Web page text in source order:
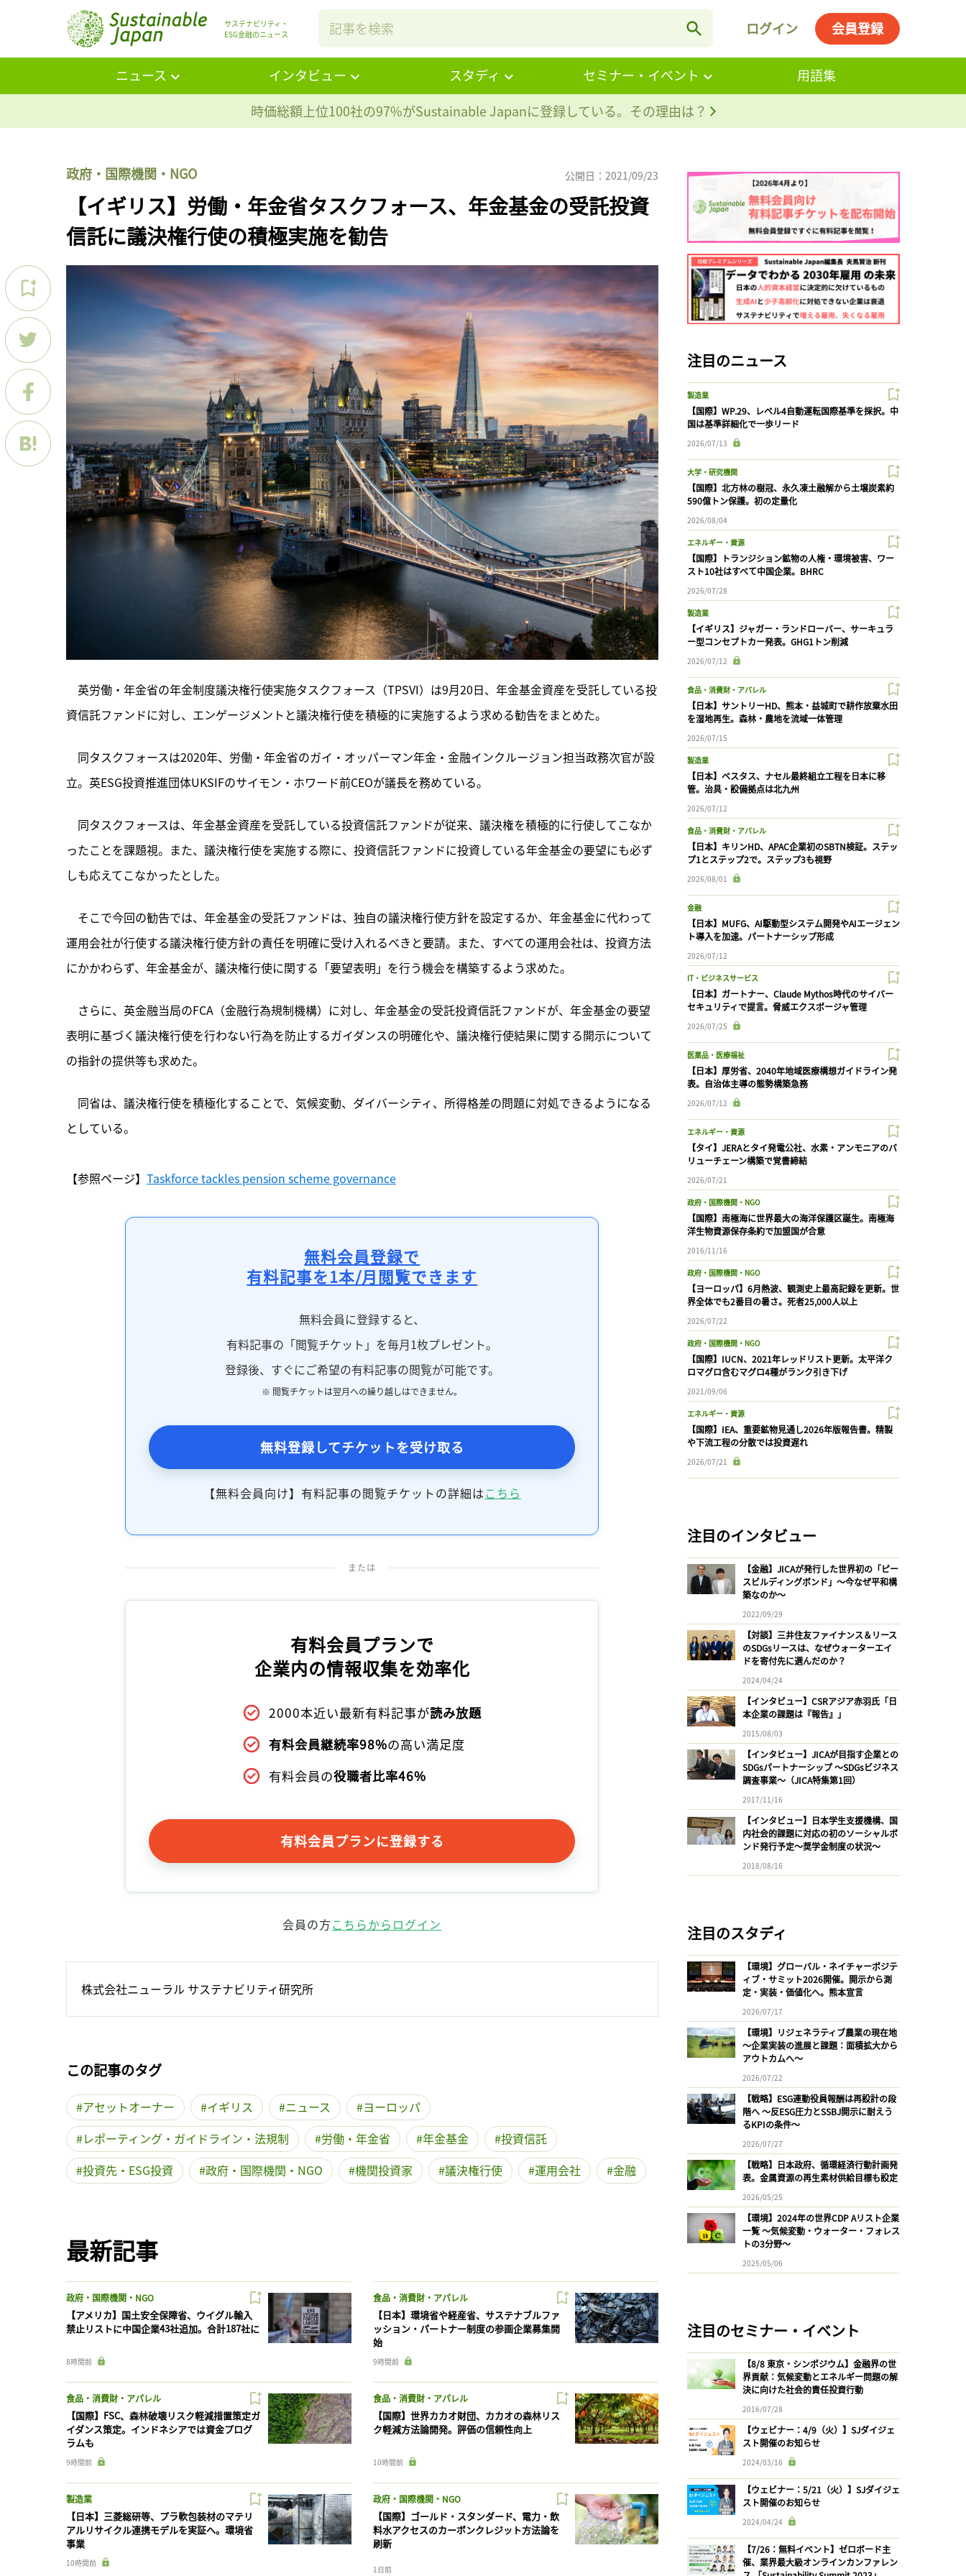
サステナビリティ・
ESG金融のニュース
ログイン 会員登録
ニュース インタビュー スタディ セミナー・イベント
用語集
時価総額上位100社の97%がSustainable Japanに登録している。その理由は？
政府・国際機関・NGO 公開日：2021/09/23
【イギリス】労働・年金省タスクフォース、年金基金の受託投資
信託に議決権行使の積極実施を勧告
英労働・年金省の年金制度議決権行使実施タスクフォース（TPSVI）は9月20日、年金基金資産を受託している投
資信託ファンドに対し、エンゲージメントと議決権行使を積極的に実施するよう求める勧告をまとめた。
同タスクフォースは2020年、 労働・年金省のガイ・オッパーマン年金・金融インクルージョン担当政務次官が設
立。英ESG投資推進団体UKSIFのサイモン・ホワード前CEOが議長を務めている。
同タスクフォースは、年金基金資産を受託している投資信託ファンドが従来、議決権を積極的に行使してこなか
ったことを課題視。また、議決権行使を実施する際に、投資信託ファンドに投資している年金基金の要望にも必ず
しも応えてこなかったとした。
そこで今回の勧告では、年金基金の受託ファンドは、独自の議決権行使方針を設定するか、年金基金に代わって
運用会社が行使する議決権行使方針の責任を明確に受け入れるべきと要請。また、すべての運用会社は、投資方法
にかかわらず、年金基金が、議決権行使に関する「要望表明」を行う機会を構築するよう求めた。
さらに、英金融当局のFCA（金融行為規制機構）に対し、年金基金の受託投資信託ファンドが、年金基金の要望
表明に基づく議決権行使を行わない行為を防止するガイダンスの明確化や、議決権行使結果に関する開示について
の指針の提供等も求めた。
同省は、議決権行使を積極化することで、気候変動、ダイバーシティ、所得格差の問題に対処できるようになる
としている。
【参照ページ】 Taskforce tackles pension scheme governance
無料会員登録で
有料記事を1本/月閲覧できます
無料会員に登録すると、
有料記事の「閲覧チケット」を毎月1枚プレゼント。
登録後、すぐにご希望の有料記事の閲覧が可能です。
※ 閲覧チケットは翌月への繰り越しはできません。
無料登録してチケットを受け取る
【無料会員向け】有料記事の閲覧チケットの詳細はこちら
または
有料会員プランで
企業内の情報収集を効率化
2000本近い最新有料記事が読み放題
有料会員継続率98%の高い満足度
有料会員の役職者比率46%
有料会員プランに登録する
会員の方こちらからログイン
株式会社ニューラル サステナビリティ研究所
この記事のタグ
アセットオーナー イギリス ニュース
ヨーロッパ
レポーティング・ガイドライン・法規制
労働・年金省 年金基金
投資信託
投資先・ESG投資
政府・国際機関・NGO 機関投資家 議決権行使 運用会社 金融
最新記事
政府・国際機関・NGO
【アメリカ】国土安全保障省、ウイグル輸入
禁止リストに中国企業43社追加。合計187社に
8時間前
食品・消費財・アパレル
【日本】環境省や経産省、サステナブルファ
ッション・パートナー制度の参画企業募集開
始
9時間前
食品・消費財・アパレル
【国際】FSC、森林破壊リスク軽減措置策定ガ
イダンス策定。インドネシアでは資金プログ
ラムも
9時間前
食品・消費財・アパレル
【国際】世界カカオ財団、カカオの森林リス
ク軽減方法論開発。評価の信頼性向上
10時間前
製造業
【日本】三菱総研等、プラ軟包装材のマテリ
アルリサイクル連携モデルを実証へ。環境省
事業
10時間前
政府・国際機関・NGO
【国際】ゴールド・スタンダード、電力・飲
料水アクセスのカーボンクレジット方法論を
刷新
1日前
注目のニュース
製造業
【国際】WP.29、レベル4自動運転国際基準を採択。中
国は基準詳細化で一歩リード
2026/07/13
大学・研究機関
【国際】北方林の樹冠、永久凍土融解から土壌炭素約
590億トン保護。初の定量化
2026/08/04
エネルギー・資源
【国際】トランジション鉱物の人権・環境被害、ワー
スト10社はすべて中国企業。BHRC
2026/07/28
製造業
【イギリス】ジャガー・ランドローバー、サーキュラ
ー型コンセプトカー発表。GHG1トン削減
2026/07/12
食品・消費財・アパレル
【日本】サントリーHD、熊本・益城町で耕作放棄水田
を湿地再生。森林・農地を流域一体管理
2026/07/15
製造業
【日本】ベスタス、ナセル最終組立工程を日本に移
管。治具・設備拠点は北九州
2026/07/12
食品・消費財・アパレル
【日本】キリンHD、APAC企業初のSBTN検証。ステッ
プ1とステップ2で。ステップ3も視野
2026/08/01
金融
【日本】MUFG、AI駆動型システム開発やAIエージェン
ト導入を加速。パートナーシップ形成
2026/07/12
IT・ビジネスサービス
【日本】ガートナー、Claude Mythos時代のサイバー
セキュリティで提言。脅威エクスポージャ管理
2026/07/25
医薬品・医療福祉
【日本】厚労省、2040年地域医療構想ガイドライン発
表。自治体主導の態勢構築急務
2026/07/12
エネルギー・資源
【タイ】JERAとタイ発電公社、水素・アンモニアのバ
リューチェーン構築で覚書締結
2026/07/21
政府・国際機関・NGO
【国際】南極海に世界最大の海洋保護区誕生。南極海
洋生物資源保存条約で加盟国が合意
2016/11/16
政府・国際機関・NGO
【ヨーロッパ】6月熱波、観測史上最高記録を更新。世
界全体でも2番目の暑さ。死者25,000人以上
2026/07/22
政府・国際機関・NGO
【国際】IUCN、2021年レッドリスト更新。太平洋ク
ロマグロ含むマグロ4種がランク引き下げ
2021/09/06
エネルギー・資源
【国際】IEA、重要鉱物見通し2026年版報告書。精製
や下流工程の分散では投資遅れ
2026/07/21
注目のインタビュー
【金融】JICAが発行した世界初の「ピー
スビルディングボンド」〜今なぜ平和構
築なのか〜
2022/09/29
【対談】三井住友ファイナンス＆リース
のSDGsリースは、なぜウォーターエイ
ドを寄付先に選んだのか？
2024/04/24
【インタビュー】CSRアジア赤羽氏「日
本企業の課題は『報告』」
2015/08/03
【インタビュー】JICAが目指す企業との
SDGsパートナーシップ 〜SDGsビジネス
調査事業〜（JICA特集第1回）
2017/11/16
【インタビュー】日本学生支援機構、国
内社会的課題に対応の初のソーシャルボ
ンド発行予定〜奨学金制度の状況〜
2018/08/16
注目のスタディ
【環境】グローバル・ネイチャーポジテ
ィブ・サミット2026開催。開示から測
定・実装・価値化へ。熊本宣言
2026/07/17
【環境】リジェネラティブ農業の現在地
〜企業実装の進展と課題：面積拡大から
アウトカムへ〜
2026/07/22
【戦略】ESG連動役員報酬は再設計の段
階へ 〜反ESG圧力とSSBJ開示に耐えう
るKPIの条件〜
2026/07/27
【戦略】日本政府、循環経済行動計画発
表。金属資源の再生素材供給目標も設定
2026/05/25
【環境】2024年の世界CDP Aリスト企業
一覧 〜気候変動・ウォーター・フォレス
トの3分野〜
2025/05/06
注目のセミナー・イベント
【8/8 東京・シンポジウム】金融界の世
界貢献：気候変動とエネルギー問題の解
決に向けた社会的責任投資行動
2016/07/28
【ウェビナー：4/9（火）】SJダイジェ
スト開催のお知らせ
2024/03/16
【ウェビナー：5/21（火）】SJダイジェ
スト開催のお知らせ
2024/04/24
【7/26：無料イベント】ゼロボード主
催、業界最大級オンラインカンファレン
ログインが必要です